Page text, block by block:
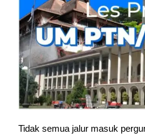
Tidak semua jalur masuk